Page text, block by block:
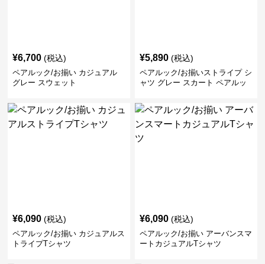
¥6,700 (税込)
ペアルック/お揃い カジュアル
グレー スウェット
¥5,890 (税込)
ペアルック/お揃いストライプ シ
ャツ グレー スカート ペアルッ
¥6,090 (税込)
ペアルック/お揃い カジュアルス
トライプTシャツ
¥6,090 (税込)
ペアルック/お揃い アーバンスマ
ートカジュアルTシャツ